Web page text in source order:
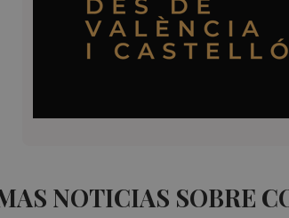
NOTICIAS SOBRE